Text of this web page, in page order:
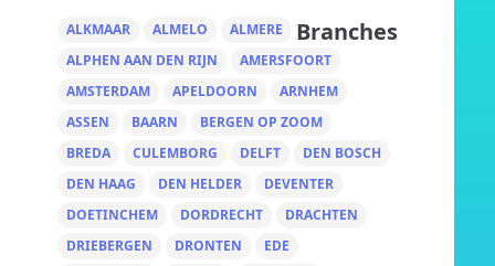
ALKMAAR ALMELO
ALMERE
ALPHEN AAN DEN RIJN
AMERSFOORT
AMSTERDAM
APELDOORN
ARNHEM
ASSEN
BAARN
BERGEN OP ZOOM
BREDA
CULEMBORG DELFT
DEN BOSCH
DEN HAAG
DEN HELDER
DEVENTER
DOETINCHEM
DORDRECHT
DRACHTEN
DRIEBERGEN
DRONTEN
EDE
Branches